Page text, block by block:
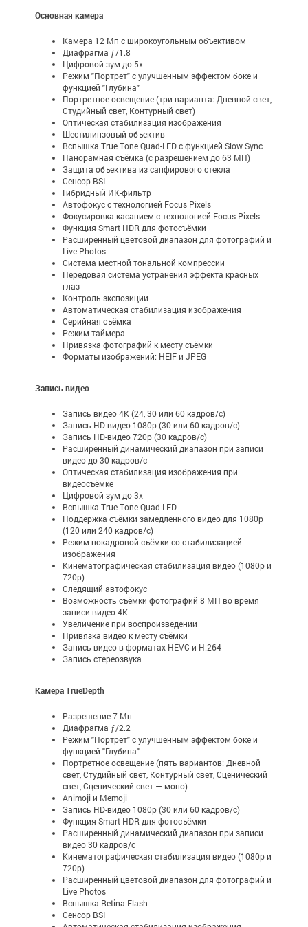
Основная камера
Камера 12 Мп с широкоугольным объективом
Диафрагма ƒ/1.8
Цифровой зум до 5x
Режим "Портрет" с улучшенным эффектом боке и
функцией "Глубина"
Портретное освещение (три варианта: Дневной свет,
Студийный свет, Контурный свет)
Оптическая стабилизация изображения
Шестилинзовый объектив
Вспышка True Tone Quad-LED с функцией Slow Sync
Панорамная съёмка (с разрешением до 63 МП)
Защита объектива из сапфирового стекла
Сенсор BSI
Гибридный ИК-фильтр
Автофокус с технологией Focus Pixels
Фокусировка касанием с технологией Focus Pixels
Функция Smart HDR для фотосъёмки
Расширенный цветовой диапазон для фотографий и
Live Photos
Система местной тональной компрессии
Передовая система устранения эффекта красных
глаз
Контроль экспозиции
Автоматическая стабилизация изображения
Серийная съëмка
Режим таймера
Привязка фотографий к месту съёмки
Форматы изображений: HEIF и JPEG
Запись видео
Запись видео 4K (24, 30 или 60 кадров/с)
Запись HD-видео 1080p (30 или 60 кадров/с)
Запись HD-видео 720p (30 кадров/с)
Расширенный динамический диапазон при записи
видео до 30 кадров/ с
Оптическая стабилизация изображения при
видеосъёмке
Цифровой зум до 3x
Вспышка True Tone Quad-LED
Поддержка съёмки замедленного видео для 1080р
(120 или 240 кадров/с)
Режим покадровой съёмки со стабилизацией
изображения
Кинематографическая стабилизация видео (1080p и
720p)
Следящий автофокус
Возможность съёмки фотографий 8 МП во время
записи видео 4K
Увеличение при воспроизведении
Привязка видео к месту съёмки
Запись видео в форматах HEVC и H.264
Запись стереозвука
Камера TrueDepth
Разрешение 7 Мп
Диафрагма ƒ/2.2
Режим "Портрет" с улучшенным эффектом боке и
функцией "Глубина"
Портретное освещение (пять вариантов: Дневной
свет, Студийный свет, Контурный свет, Сценический
свет, Сценический свет — моно)
Animoji и Memoji
Запись HD-видео 1080p (30 или 60 кадров/ с)
Функция Smart HDR для фотосъёмки
Расширенный динамический диапазон при записи
видео 30 кадров/ с
Кинематографическая стабилизация видео (1080p и
720p)
Расширенный цветовой диапазон для фотографий и
Live Photos
Вспышка Retina Flash
Сенсор BSI